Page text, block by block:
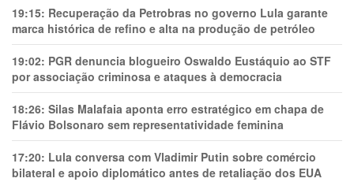
19:15: Recuperação da Petrobras no governo Lula garante
marca histórica de refino e alta na produção de petróleo
19:02: PGR denuncia blogueiro Oswaldo Eustáquio ao STF
por associação criminosa e ataques à democracia
18:26: Silas Malafaia aponta erro estratégico em chapa de
Flávio Bolsonaro sem representatividade feminina
17:20: Lula conversa com Vladimir Putin sobre comércio
bilateral e apoio diplomático antes de retaliação dos EUA